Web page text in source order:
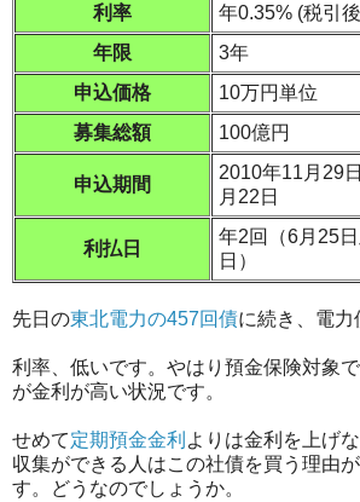
利率
年0.35% (税引
年限
3年
申込価格
10万円単位
募集総額
100億円
申込期間
2010年11月29
月22日
利払日
年2回（6月25
日）
先日の東北電力の457回債に続き、電力
利率、低いです。やはり預金保険対象
が金利が高い状況です。
せめて定期預金金利 よりは金利を上げ
収集ができる人はこの社債を買う理由
す。どうなのでしょうか。